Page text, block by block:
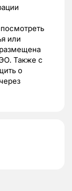
или
Также с
о